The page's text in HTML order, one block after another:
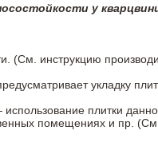
у
(См. инструкцию
укладку
плитки
помещениях и пр.